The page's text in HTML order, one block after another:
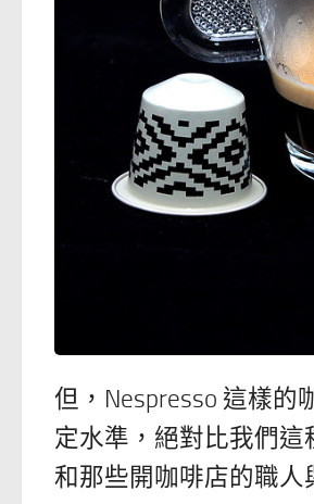
但，Nespresso 這樣
定水準，絕對比我們
和那些開咖啡店的職人